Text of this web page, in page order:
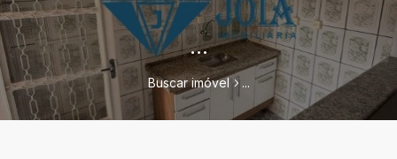
...
Buscar imóvel ...